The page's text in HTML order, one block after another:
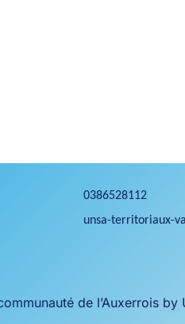
0386528112
unsa-territoriaux-
de l’Auxerrois by